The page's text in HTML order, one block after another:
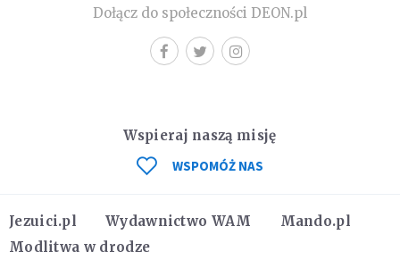
Dołącz do społeczności DEON.pl
Jezuici.pl Wydawnictwo WAM
Mando.pl
Modlitwa w drodze
Wspieraj naszą misję
WSPOMÓŻ NAS